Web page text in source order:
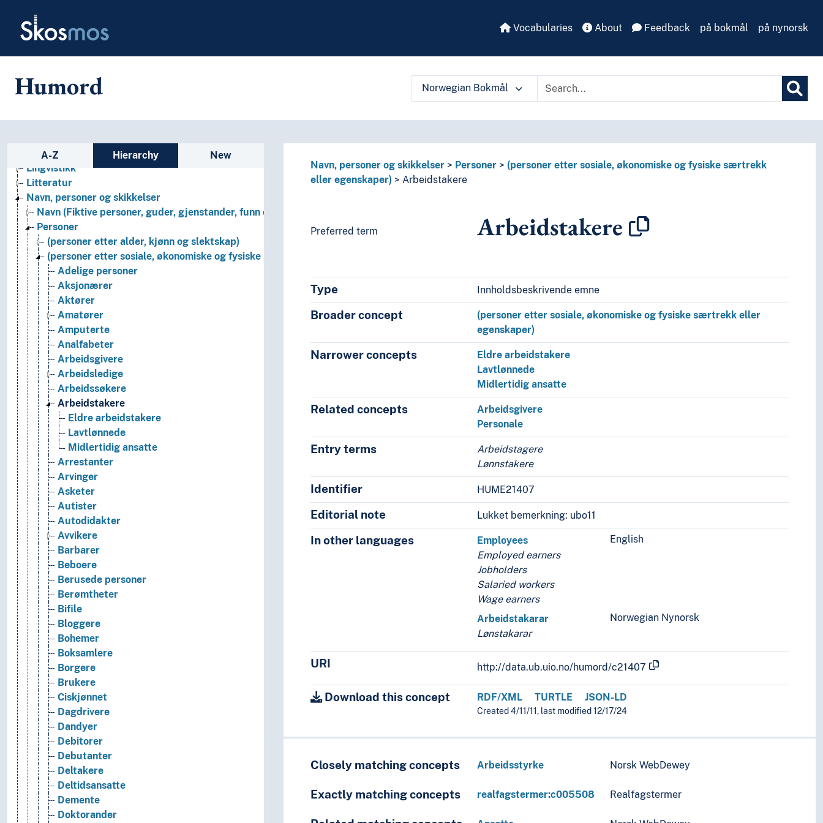
Skosmos Vocabularies About Feedback på bokmål på nynorsk
Humord Norwegian Bokmål
Sidebar listing: list and traverse vocabulary contents by a criterion
A-Z Hierarchy New
Fritid og sport
Generelt
Historie og historiefaget
Humaniora
Kunst
Lingvistikk
Litteratur
Navn, personer og skikkelser
Navn (Fiktive personer, guder, gjenstander, funn osv.)
Personer
(personer etter alder, kjønn og slektskap)
(personer etter sosiale, økonomiske og fysiske særtrekk eller egenskaper)
Adelige personer
Aksjonærer
Aktører
Amatører
Amputerte
Analfabeter
Arbeidsgivere
Arbeidsledige
Arbeidssøkere
Arbeidstakere
Eldre arbeidstakere
Lavtlønnede
Midlertidig ansatte
Arrestanter
Arvinger
Asketer
Autister
Autodidakter
Avvikere
Barbarer
Beboere
Berusede personer
Berømtheter
Bifile
Bloggere
Bohemer
Boksamlere
Borgere
Brukere
Ciskjønnet
Dagdrivere
Dandyer
Debitorer
Debutanter
Deltakere
Deltidsansatte
Demente
Doktorander
Navn, personer og skikkelser Personer
(personer etter sosiale, økonomiske og fysiske særtrekk
eller egenskaper)
Arbeidstakere
Preferred term Arbeidstakere
Type Innholdsbeskrivende emne
Broader concept
(personer etter sosiale, økonomiske og fysiske særtrekk eller
egenskaper)
Narrower concepts
Eldre arbeidstakere
Lavtlønnede
Midlertidig ansatte
Related concepts
Arbeidsgivere
Personale
Entry terms
Arbeidstagere
Lønnstakere
Identifier HUME21407
Editorial note Lukket bemerkning: ubo11
In other languages English
Employees
Employed earners
Jobholders
Salaried workers
Wage earners
Norwegian Nynorsk
Arbeidstakarar
Lønstakarar
URI http://data.ub.uio.no/humord/c21407
Download this concept RDF/XML TURTLE JSON-LD
Created 4/11/11, last modified 12/17/24
Closely matching concepts Arbeidsstyrke Norsk WebDewey
Exactly matching concepts realfagstermer:c005508 Realfagstermer